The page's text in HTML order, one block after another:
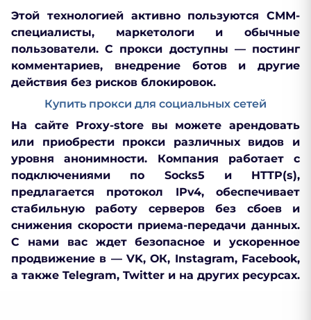
Этой технологией активно пользуются СММ-
специалисты, маркетологи и обычные
пользователи. С прокси доступны — постинг
комментариев, внедрение ботов и другие
действия без рисков блокировок.
Купить прокси для социальных сетей
На сайте Proxy-store вы можете арендовать
или приобрести прокси различных видов и
уровня анонимности. Компания работает с
подключениями по Socks5 и HTTP(s),
предлагается протокол IPv4, обеспечивает
стабильную работу серверов без сбоев и
снижения скорости приема-передачи данных.
С нами вас ждет безопасное и ускоренное
продвижение в — VK, ОК, Instagram, Facebook,
а также Telegram, Twitter и на других ресурсах.